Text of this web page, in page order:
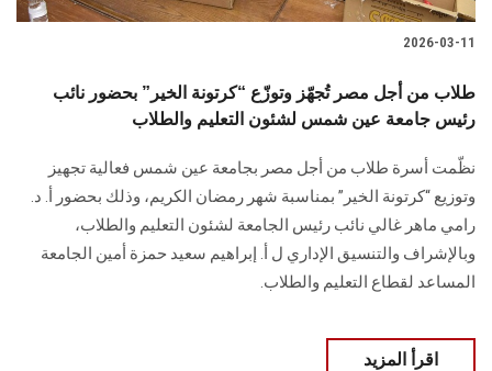
2026-03-11
طلاب من أجل مصر تُجهّز وتوزّع “كرتونة الخير” بحضور نائب
رئيس جامعة عين شمس لشئون التعليم والطلاب
نظّمت أسرة طلاب من أجل مصر بجامعة عين شمس فعالية تجهيز
وتوزيع “كرتونة الخير” بمناسبة شهر رمضان الكريم، وذلك بحضور أ. د.
رامي ماهر غالي نائب رئيس الجامعة لشئون التعليم والطلاب،
وبالإشراف والتنسيق الإداري ل أ. إبراهيم سعيد حمزة أمين الجامعة
المساعد لقطاع التعليم والطلاب.
اقرأ المزيد